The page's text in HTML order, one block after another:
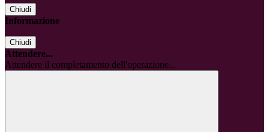
Chiudi
Informazione
Chiudi
Attendere...
Attendere il completamento dell'operazione...